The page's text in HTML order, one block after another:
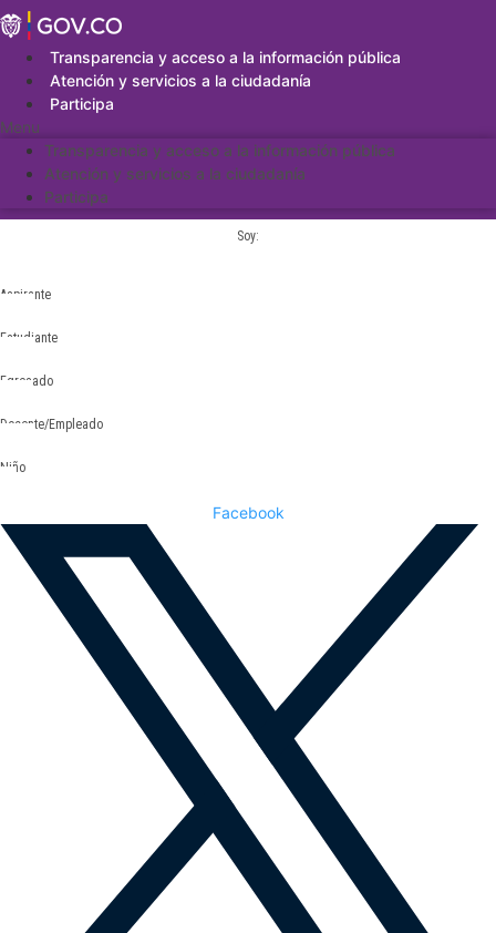
Saltar
al
contenidoTransparencia y acceso a la información pública
Atención y servicios a la ciudadanía
Participa
Menu
Transparencia y acceso a la información pública
Atención y servicios a la ciudadanía
Participa
Soy:
Aspirante
Estudiante
Egresado
Docente/Empleado
Niño
Facebook